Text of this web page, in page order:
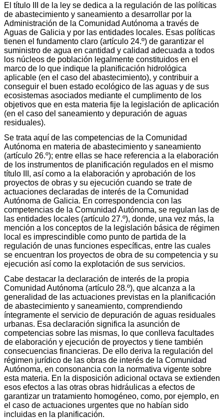
El título III de la ley se dedica a la regulación de las políticas
de abastecimiento y saneamiento a desarrollar por la
Administración de la Comunidad Autónoma a través de
Aguas de Galicia y por las entidades locales. Esas políticas
tienen el fundamento claro (artículo 24.º) de garantizar el
suministro de agua en cantidad y calidad adecuada a todos
los núcleos de población legalmente constituidos en el
marco de lo que indique la planificación hidrológica
aplicable (en el caso del abastecimiento), y contribuir a
conseguir el buen estado ecológico de las aguas y de sus
ecosistemas asociados mediante el cumplimento de los
objetivos que en esta materia fije la legislación de aplicación
(en el caso del saneamiento y depuración de aguas
residuales).
Se trata aquí de las competencias de la Comunidad
Autónoma en materia de abastecimiento y saneamiento
(artículo 26.º); entre ellas se hace referencia a la elaboración
de los instrumentos de planificación regulados en el mismo
título III, así como a la elaboración y aprobación de los
proyectos de obras y su ejecución cuando se trate de
actuaciones declaradas de interés de la Comunidad
Autónoma de Galicia. En correspondencia con las
competencias de la Comunidad Autónoma, se regulan las de
las entidades locales (artículo 27.º), donde, una vez más, la
mención a los conceptos de la legislación básica de régimen
local es imprescindible como punto de partida de la
regulación de unas funciones específicas, entre las cuales
se encuentran los proyectos de obra de su competencia y su
ejecución así como la explotación de sus servicios.
Cabe destacar la declaración de interés de la propia
Comunidad Autónoma (artículo 28.º), que alcanza a la
generalidad de las actuaciones previstas en la planificación
de abastecimiento y saneamiento, comprendiendo
íntegramente el servicio de depuración de aguas residuales
urbanas. Esa declaración significa la asunción de
competencias sobre las mismas, lo que conlleva facultades
de elaboración y ejecución de proyectos y tiene también
consecuencias financieras. De ello deriva la regulación del
régimen jurídico de las obras de interés de la Comunidad
Autónoma, en consonancia con la normativa vigente sobre
esta materia. En la disposición adicional octava se extienden
esos efectos a las otras obras hidráulicas a efectos de
garantizar un tratamiento homogéneo, como, por ejemplo, en
el caso de actuaciones urgentes que no habían sido
incluidas en la planificación.